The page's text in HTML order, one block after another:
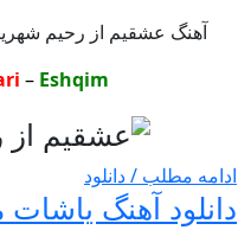
آهنگ عشقیم از رحیم
–Eshqim
ادامه مطلب / دانلود
دانلود آهنگ